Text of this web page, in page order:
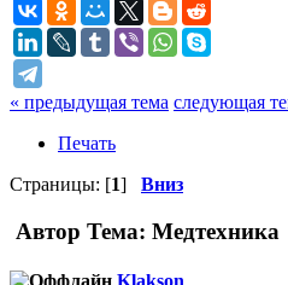
« предыдущая тема следующая
Печать
Страницы: [1] Вниз
Автор Тема:
Klakson